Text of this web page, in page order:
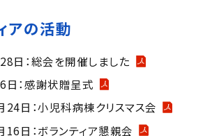
アの活動
日：総会を開催しました
日：感謝状贈呈式
日：小児科病棟クリスマス会
日：ボランティア懇親会